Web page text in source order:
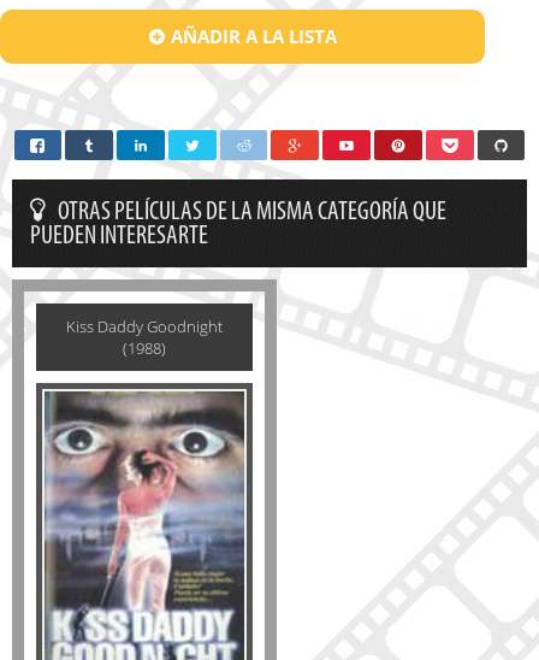
AÑADIR A LA LISTA
OTRAS PELÍCULAS DE LA MISMA CATEGORÍA QUE
PUEDEN INTERESARTE
Kiss Daddy Goodnight
(1988)